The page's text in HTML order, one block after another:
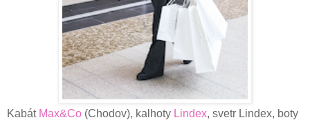
Kabát Max&Co (Chodov), kalhoty Lindex, svetr Lindex, boty